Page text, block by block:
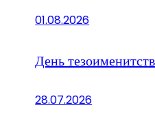
01.08.2026
День
28.07.2026